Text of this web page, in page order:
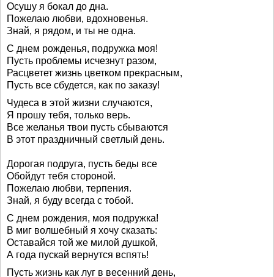
Осушу я бокал до дна.
Пожелаю любви, вдохновенья.
Знай, я рядом, и ты не одна.
С днем рожденья, подружка моя!
Пусть проблемы исчезнут разом,
Расцветет жизнь цветком прекрасным,
Пусть все сбудется, как по заказу!
Чудеса в этой жизни случаются,
Я прошу тебя, только верь.
Все желанья твои пусть сбываются
В этот праздничный светлый день.
Дорогая подруга, пусть беды все
Обойдут тебя стороной.
Пожелаю любви, терпения.
Знай, я буду всегда с тобой.
С днем рождения, моя подружка!
В миг волшебный я хочу сказать:
Оставайся той же милой душкой,
А года пускай вернутся вспять!
Пусть жизнь как луг в весенний день,